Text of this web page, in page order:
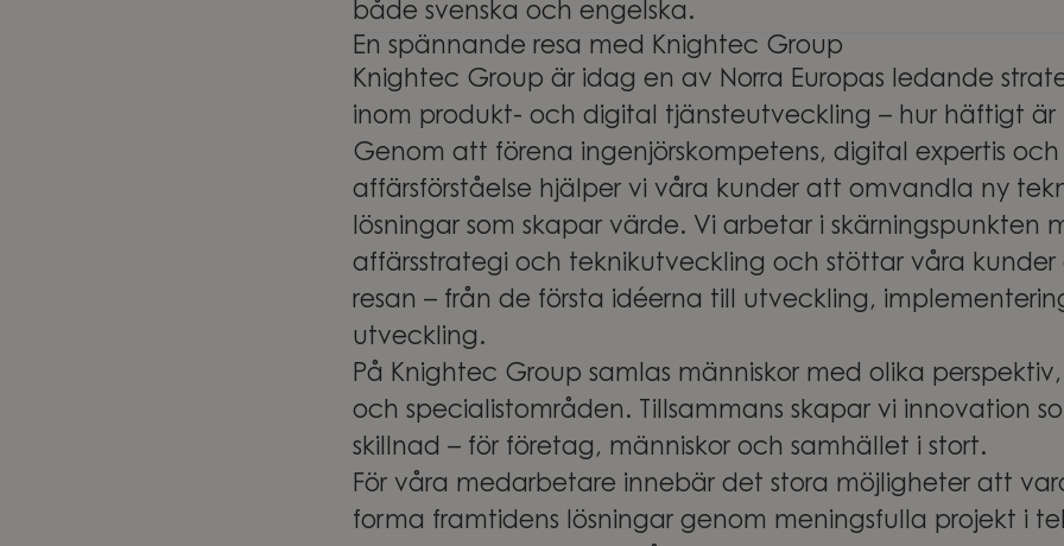
både svenska och engelska.
En spännande resa med Knightec Group
Knightec Group är idag en av Norra Europas ledande
inom produkt- och digital tjänsteutveckling – hur häftigt är
Genom att förena ingenjörskompetens, digital expertis och
affärsförståelse hjälper vi våra kunder att omvandla ny
lösningar som skapar värde. Vi arbetar i skärningspunkten
affärsstrategi och teknikutveckling och stöttar våra kunder
resan – från de första idéerna till utveckling,
utveckling.
På Knightec Group samlas människor med olika
och specialistområden. Tillsammans skapar vi innovation
skillnad – för företag, människor och samhället i stort.
För våra medarbetare innebär det stora möjligheter att
forma framtidens lösningar genom meningsfulla projekt i